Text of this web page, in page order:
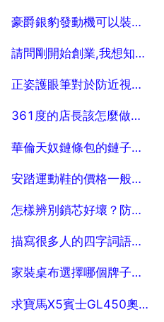
2025-07-25 豪爵銀豹發動機可以裝在五羊款電單車上嗎
2025-07-25 請問剛開始創業,我想知道做什麼生意最賺錢
2025-07-25 正姿護眼筆對於防近視管用嗎
2025-07-25 361度的店長該怎麼做才能做到最好？？？
2025-07-25 華倫天奴鏈條包的鏈子斷了請問能修好嗎？
2025-07-25 安踏運動鞋的價格一般都是多少錢？？？
2025-07-25 怎樣辨別鎖芯好壞？防盜門如何辨別好壞？
2025-07-25 描寫很多人的四字詞語，描寫人多的四字詞語。
2025-07-25 家裝桌布選擇哪個牌子的質量好？
2025-07-25 求寶馬X5賓士GL450奧迪Q7的優點和缺點！有什麼好的建議